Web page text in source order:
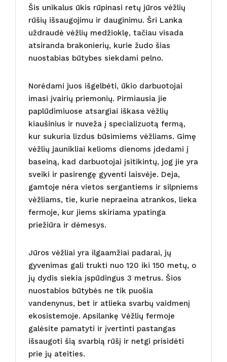
Šis unikalus ūkis rūpinasi retų jūros vėžlių
rūšių išsaugojimu ir dauginimu. Šri Lanka
uždraudė vėžlių medžioklę, tačiau visada
atsiranda brakonierių, kurie žudo šias
nuostabias būtybes siekdami pelno.
Norėdami juos išgelbėti, ūkio darbuotojai
imasi įvairių priemonių. Pirmiausia jie
paplūdimiuose atsargiai iškasa vėžlių
kiaušinius ir nuveža į specializuotą fermą,
kur sukuria lizdus būsimiems vėžliams. Gimę
vėžlių jaunikliai kelioms dienoms įdedami į
baseiną, kad darbuotojai įsitikintų, jog jie yra
sveiki ir pasirengę gyventi laisvėje. Deja,
gamtoje nėra vietos sergantiems ir silpniems
vėžliams, tie, kurie nepraeina atrankos, lieka
fermoje, kur jiems skiriama ypatinga
priežiūra ir dėmesys.
Jūros vėžliai yra ilgaamžiai padarai, jų
gyvenimas gali trukti nuo 120 iki 150 metų, o
jų dydis siekia įspūdingus 3 metrus. Šios
nuostabios būtybės ne tik puošia
vandenynus, bet ir atlieka svarbų vaidmenį
ekosistemoje. Apsilankę Vėžlių fermoje
galėsite pamatyti ir įvertinti pastangas
išsaugoti šią svarbią rūšį ir netgi prisidėti
prie jų ateities.